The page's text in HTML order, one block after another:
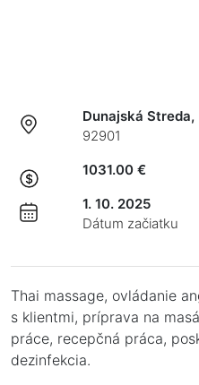
Dunajská
92901
1031.00 €
1. 10. 2025
Dátum začiatku
Thai massage, ovládanie
s klientmi, príprava na
práce, recepčná práca,
dezinfekcia.